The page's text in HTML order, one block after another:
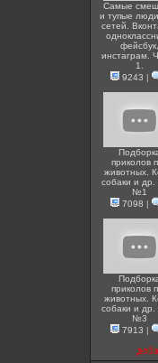
Самые
и тупые люди
сетей.
фейсбук,
инстаграм.
1.
9243 |
приколов
животных.
собаки и др.
№1
7098 |
приколов
животных.
собаки и др.
№3
7913 |